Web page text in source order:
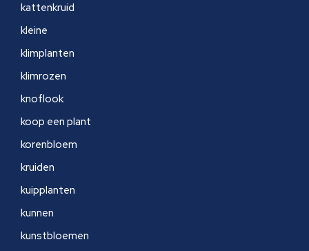
kattenkruid
kleine
klimplanten
klimrozen
knoflook
koop een plant
korenbloem
kruiden
kuipplanten
kunnen
kunstbloemen